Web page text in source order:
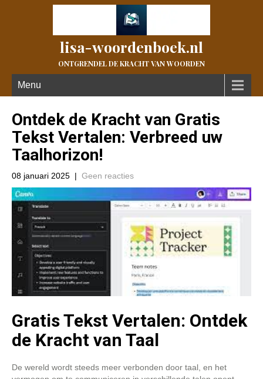
lisa-woordenboek.nl
ONTGRENDEL DE KRACHT VAN WOORDEN
Menu
Ontdek de Kracht van Gratis
Tekst Vertalen: Verbreed uw
Taalhorizon!
08 januari 2025 | Geen reacties
Gratis Tekst Vertalen: Ontdek
de Kracht van Taal
De wereld wordt steeds meer verbonden door taal, en het